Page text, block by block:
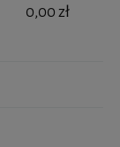
0,00 zł